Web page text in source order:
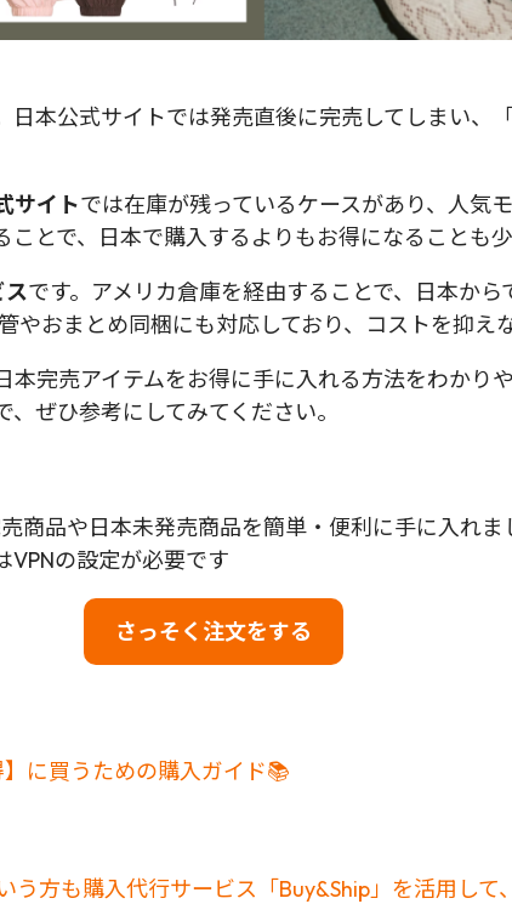
日本公式サイトでは発売直後に完売してしまい、
サイトでは在庫が残っているケースがあり、人気
とで、日本で購入するよりもお得になることも少
です。アメリカ倉庫を経由することで、日本か
おまとめ同梱にも対応しており、コストを抑え
完売アイテムをお得に手に入れる方法をわかり
ぜひ参考にしてみてください。
商品や日本未発売商品を簡単・便利に手に入れま
の設定が必要です
さっそく注文をする
に買うための購入ガイド📚
う方も購入代行サービス「Buy&Ship」を活用して